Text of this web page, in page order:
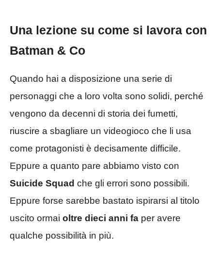
Una lezione su come si lavora con
Batman & Co
Quando hai a disposizione una serie di
personaggi che a loro volta sono solidi, perché
vengono da decenni di storia dei fumetti,
riuscire a sbagliare un videogioco che li usa
come protagonisti è decisamente difficile.
Eppure a quanto pare abbiamo visto con
Suicide Squad che gli errori sono possibili.
Eppure forse sarebbe bastato ispirarsi al titolo
uscito ormai oltre dieci anni fa per avere
qualche possibilità in più.